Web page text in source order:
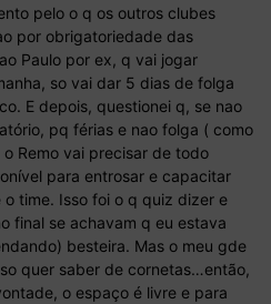
pelo o q os outros clubes
por obrigatoriedade das
Paulo por ex, q vai jogar
so vai dar 5 dias de folga
E depois, questionei q, se nao
pq férias e nao folga ( como
o Remo vai precisar de todo
para entrosar e capacitar
o time. Isso foi o q quiz dizer e
final se achavam q eu estava
besteira. Mas o meu gde
quer saber de cornetas…então,
o espaço é livre e para